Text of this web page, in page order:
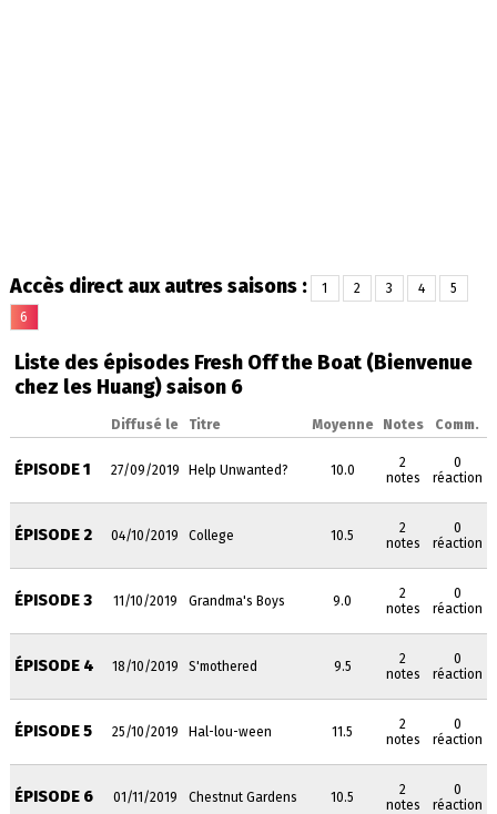
Accès direct aux autres saisons : 1 2 3 4
5
6
Liste des épisodes Fresh Off the Boat (Bienvenue
chez les Huang) saison 6
Diffusé le Titre Moyenne Notes Comm.
ÉPISODE 1 27/09/2019 Help Unwanted? 10.0
2
notes
0
réaction
ÉPISODE 2 04/10/2019 College 10.5
2
notes
0
réaction
ÉPISODE 3 11/10/2019 Grandma's Boys 9.0
2
notes
0
réaction
ÉPISODE 4 18/10/2019 S'mothered 9.5
2
notes
0
réaction
ÉPISODE 5 25/10/2019 Hal-lou-ween 11.5
2
notes
0
réaction
ÉPISODE 6 01/11/2019 Chestnut Gardens 10.5
2
notes
0
réaction